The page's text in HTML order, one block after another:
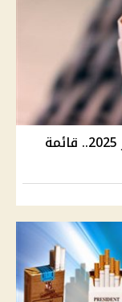
أسعار السجائر اليوم الأربعاء 15 أكتوبر 2025.. قائمة